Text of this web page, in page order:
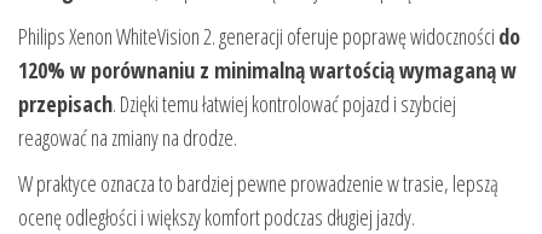
Philips Xenon WhiteVision 2. generacji oferuje poprawę widoczności do
120% w porównaniu z minimalną wartością wymaganą w
przepisach. Dzięki temu łatwiej kontrolować pojazd i szybciej
reagować na zmiany na drodze.
W praktyce oznacza to bardziej pewne prowadzenie w trasie, lepszą
ocenę odległości i większy komfort podczas długiej jazdy.